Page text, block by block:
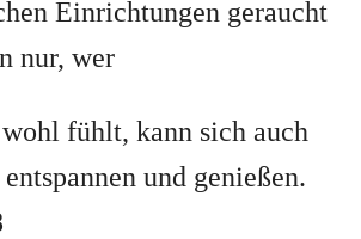
Einrichtungen geraucht
nur, wer
fühlt, kann sich auch
und genießen.